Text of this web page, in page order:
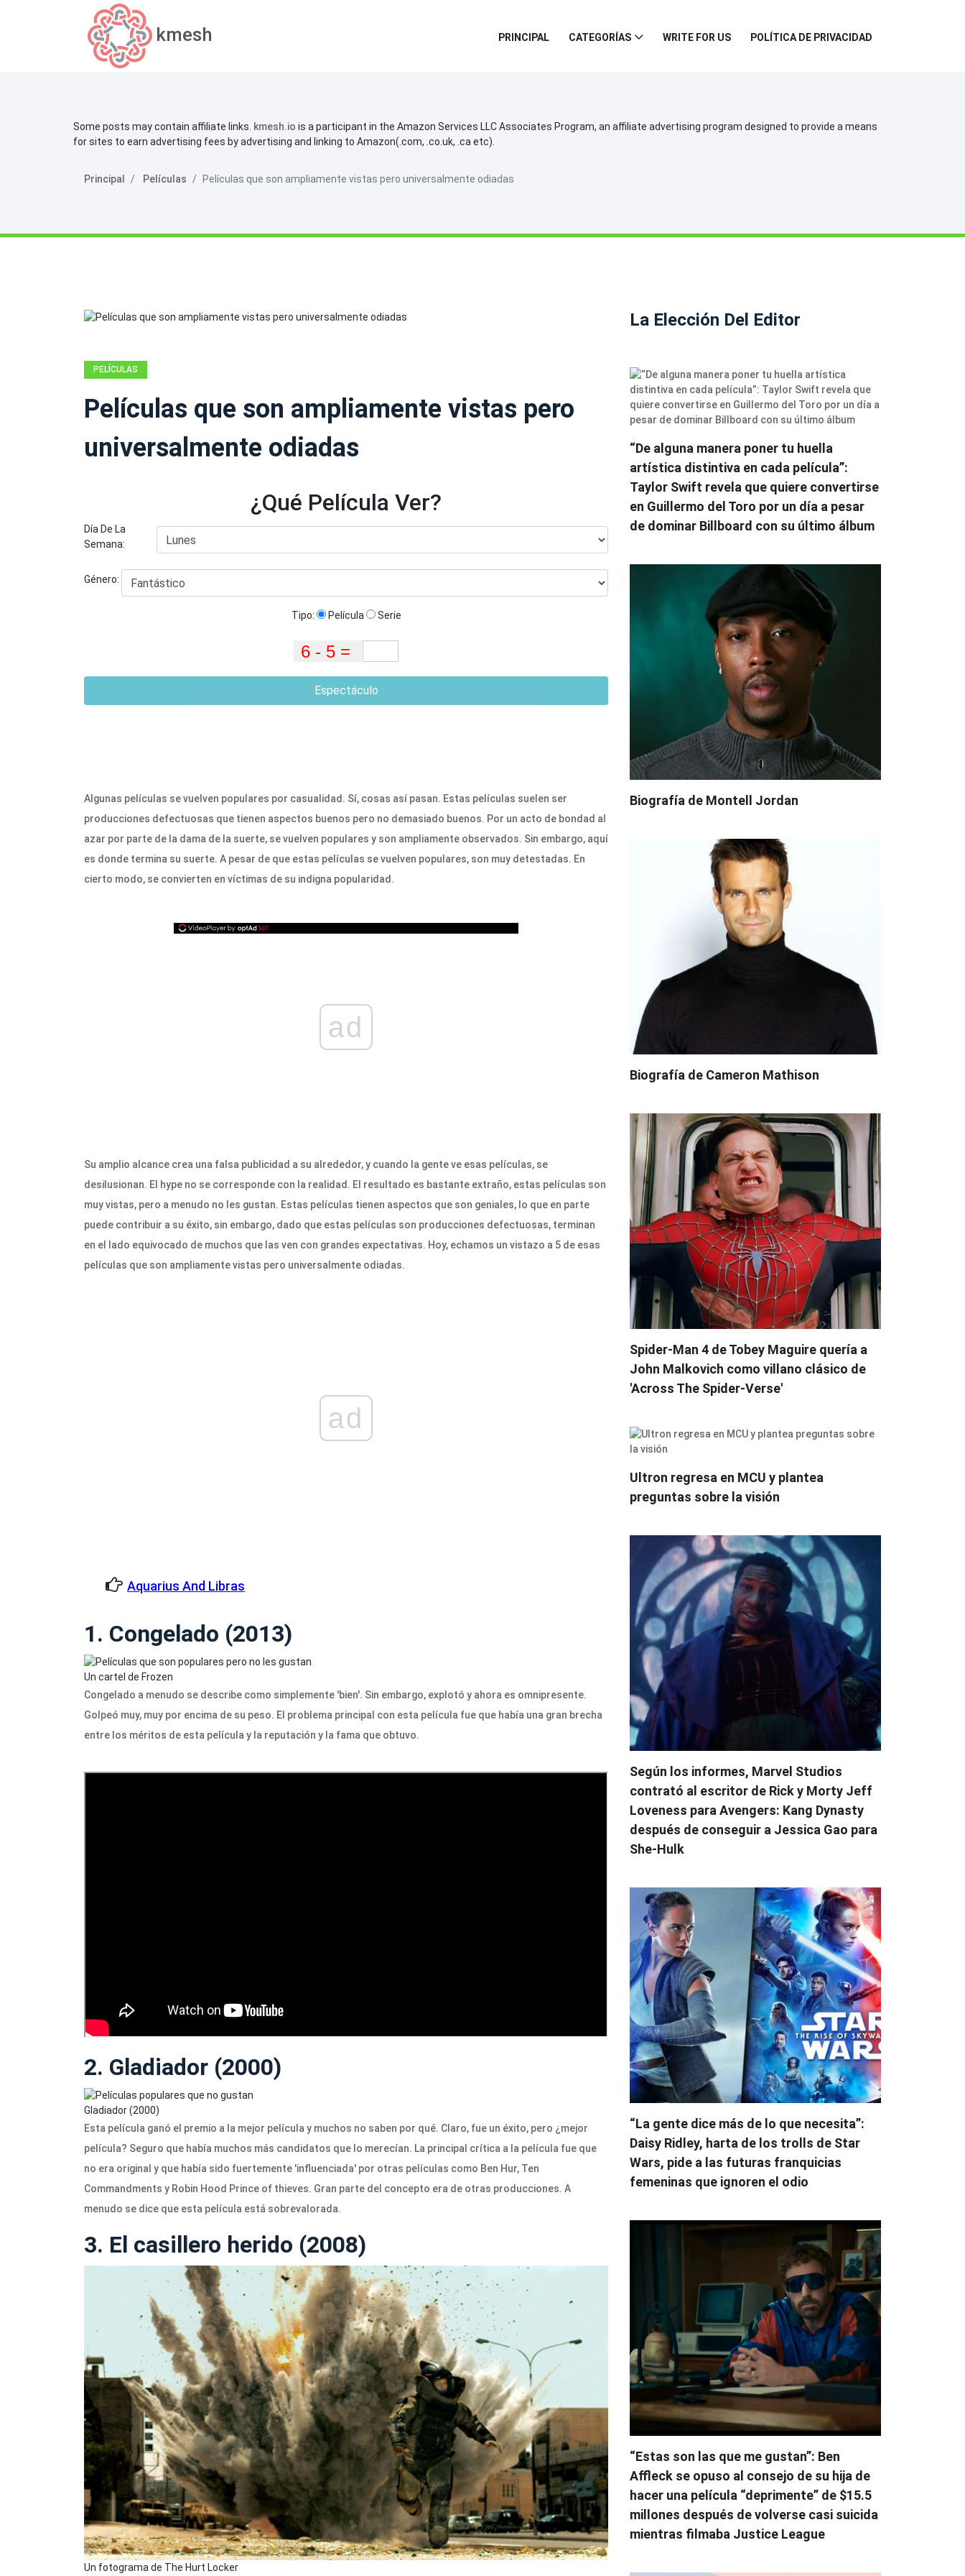
kmesh PRINCIPAL CATEGORÍAS WRITE FOR US POLÍTICA DE PRIVACIDAD
Some posts may contain affiliate links. kmesh.io is a participant in the Amazon Services LLC Associates Program, an affiliate advertising program designed to provide a means
for sites to earn advertising fees by advertising and linking to Amazon(.com, .co.uk, .ca etc).
Principal Películas Películas que son ampliamente vistas pero universalmente odiadas
PELÍCULAS
Películas que son ampliamente vistas pero
universalmente odiadas
¿Qué Película Ver?
Día De La
Semana:
Género:
Tipo: Película Serie
Espectáculo
Algunas películas se vuelven populares por casualidad. Sí, cosas así pasan. Estas películas suelen ser
producciones defectuosas que tienen aspectos buenos pero no demasiado buenos. Por un acto de bondad al
azar por parte de la dama de la suerte, se vuelven populares y son ampliamente observados. Sin embargo, aquí
es donde termina su suerte. A pesar de que estas películas se vuelven populares, son muy detestadas. En
cierto modo, se convierten en víctimas de su indigna popularidad.
ad
Su amplio alcance crea una falsa publicidad a su alrededor, y cuando la gente ve esas películas, se
desilusionan. El hype no se corresponde con la realidad. El resultado es bastante extraño, estas películas son
muy vistas, pero a menudo no les gustan. Estas películas tienen aspectos que son geniales, lo que en parte
puede contribuir a su éxito, sin embargo, dado que estas películas son producciones defectuosas, terminan
en el lado equivocado de muchos que las ven con grandes expectativas. Hoy, echamos un vistazo a 5 de esas
películas que son ampliamente vistas pero universalmente odiadas.
ad
Aquarius And Libras
1. Congelado (2013)
Un cartel de Frozen
Congelado a menudo se describe como simplemente 'bien'. Sin embargo, explotó y ahora es omnipresente.
Golpeó muy, muy por encima de su peso. El problema principal con esta película fue que había una gran brecha
entre los méritos de esta película y la reputación y la fama que obtuvo.
2. Gladiador (2000)
Gladiador (2000)
Esta película ganó el premio a la mejor película y muchos no saben por qué. Claro, fue un éxito, pero ¿mejor
película? Seguro que había muchos más candidatos que lo merecían. La principal crítica a la película fue que
no era original y que había sido fuertemente 'influenciada' por otras películas como Ben Hur, Ten
Commandments y Robin Hood Prince of thieves. Gran parte del concepto era de otras producciones. A
menudo se dice que esta película está sobrevalorada.
3. El casillero herido (2008)
Un fotograma de The Hurt Locker
La Elección Del Editor
“De alguna manera poner tu huella
artística distintiva en cada película”:
Taylor Swift revela que quiere convertirse
en Guillermo del Toro por un día a pesar
de dominar Billboard con su último álbum
Biografía de Montell Jordan
Biografía de Cameron Mathison
Spider-Man 4 de Tobey Maguire quería a
John Malkovich como villano clásico de
'Across The Spider-Verse'
Ultron regresa en MCU y plantea
preguntas sobre la visión
Según los informes, Marvel Studios
contrató al escritor de Rick y Morty Jeff
Loveness para Avengers: Kang Dynasty
después de conseguir a Jessica Gao para
She-Hulk
“La gente dice más de lo que necesita”:
Daisy Ridley, harta de los trolls de Star
Wars, pide a las futuras franquicias
femeninas que ignoren el odio
“Estas son las que me gustan”: Ben
Affleck se opuso al consejo de su hija de
hacer una película “deprimente” de $15.5
millones después de volverse casi suicida
mientras filmaba Justice League